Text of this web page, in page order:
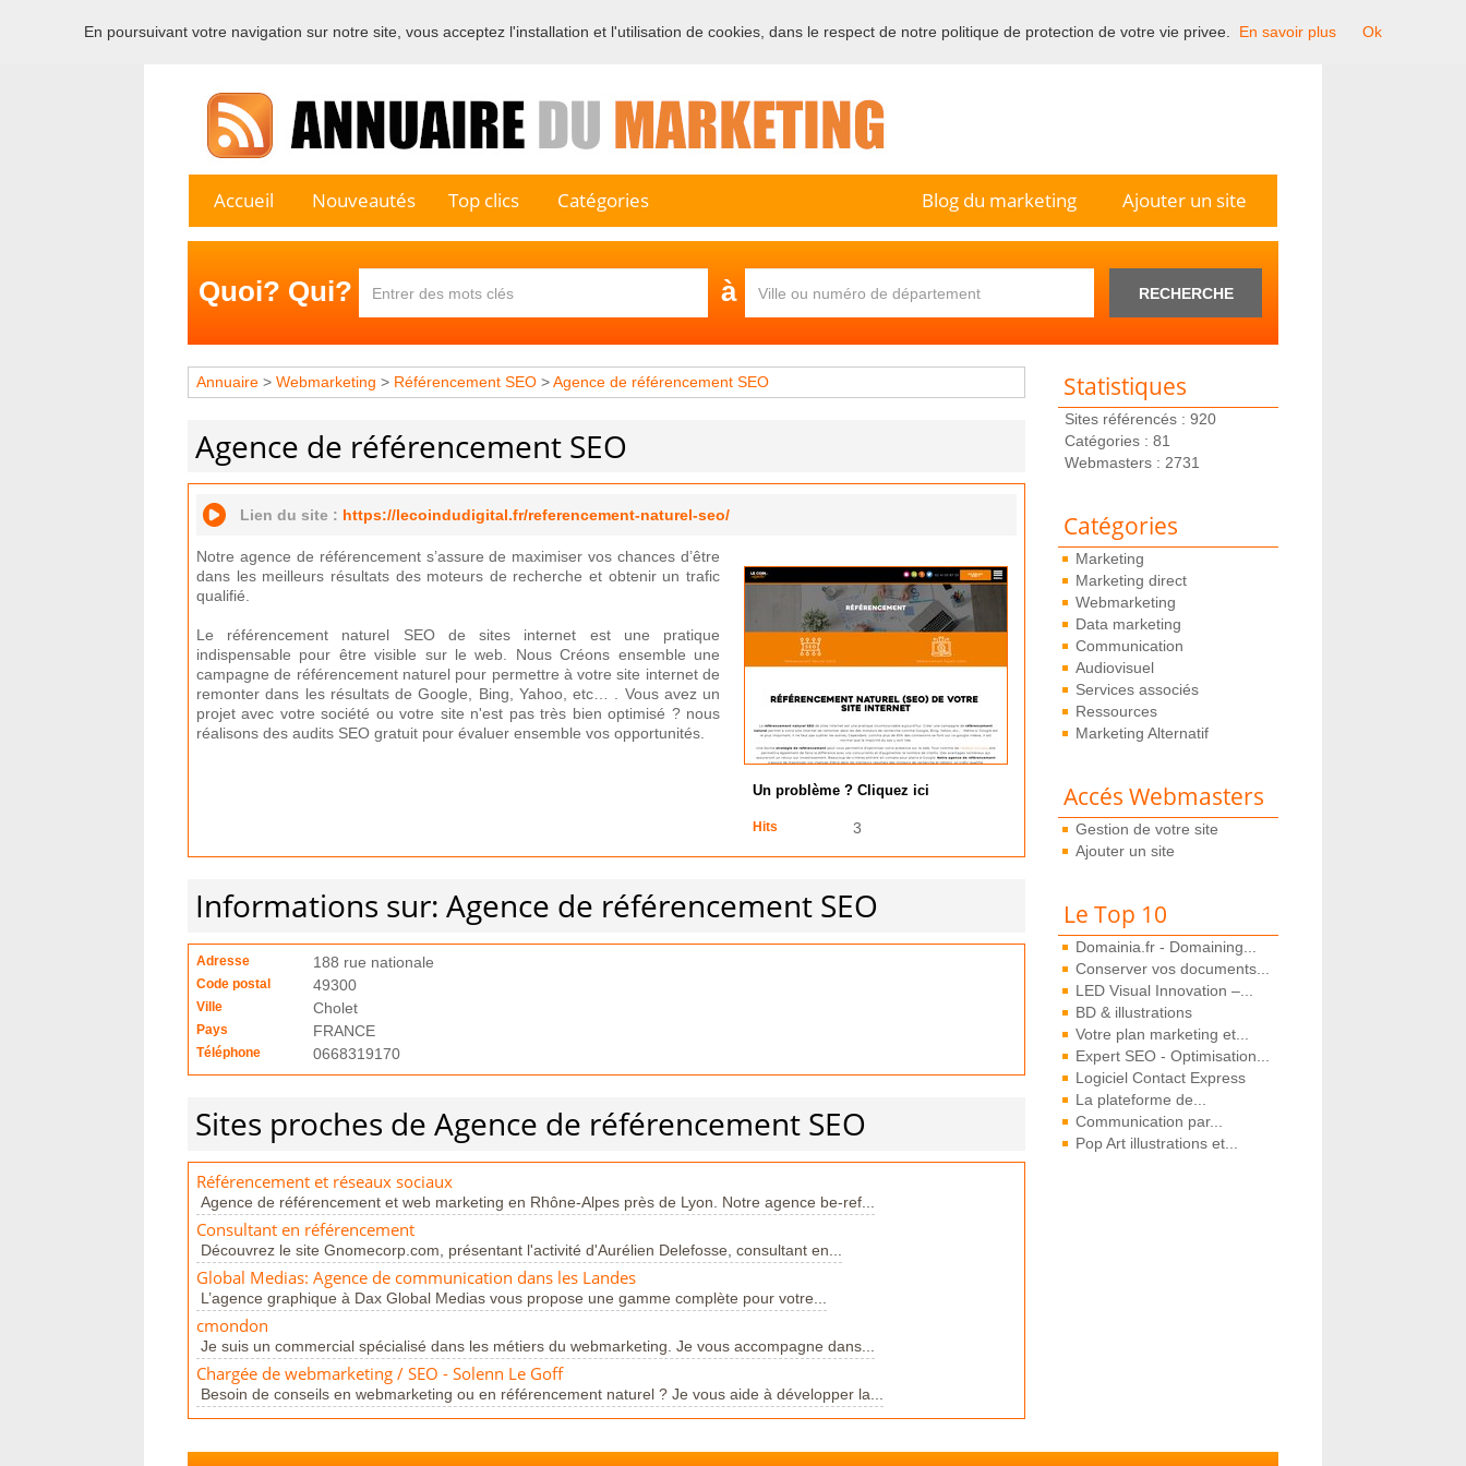
Bienvenue sur l'annuaire professionnel du marketing et de la communication en France.
Accueil Nouveautés Top clics Catégories Ajouter un site
Blog du marketing
Quoi? Qui? à RECHERCHE
Statistiques
Sites référencés : 920
Catégories : 81
Webmasters : 2731
Catégories
Marketing
Marketing direct
Webmarketing
Data marketing
Communication
Audiovisuel
Services associés
Ressources
Marketing Alternatif
Accés Webmasters
Gestion de votre site
Ajouter un site
Le Top 10
Domainia.fr - Domaining...
Conserver vos documents...
LED Visual Innovation –...
BD & illustrations
Votre plan marketing et...
Expert SEO - Optimisation...
Logiciel Contact Express
La plateforme de...
Communication par...
Pop Art illustrations et...
Annuaire > Webmarketing > Référencement SEO >Agence de référencement SEO
Agence de référencement SEO
Lien du site : https://lecoindudigital.fr/referencement-naturel-seo/
Notre agence de référencement s’assure de maximiser vos chances d’être
dans les meilleurs résultats des moteurs de recherche et obtenir un trafic
qualifié.
Le référencement naturel SEO de sites internet est une pratique
indispensable pour être visible sur le web. Nous Créons ensemble une
campagne de référencement naturel pour permettre à votre site internet de
remonter dans les résultats de Google, Bing, Yahoo, etc… . Vous avez un
projet avec votre société ou votre site n'est pas très bien optimisé ? nous
réalisons des audits SEO gratuit pour évaluer ensemble vos opportunités.
Un problème ? Cliquez ici
Hits 3
Informations sur: Agence de référencement SEO
Adresse 188 rue nationale
Code postal 49300
Ville Cholet
Pays FRANCE
Téléphone 0668319170
Sites proches de Agence de référencement SEO
Référencement et réseaux sociaux
Agence de référencement et web marketing en Rhône-Alpes près de Lyon. Notre agence be-ref...
Consultant en référencement
Découvrez le site Gnomecorp.com, présentant l'activité d'Aurélien Delefosse, consultant en...
Global Medias: Agence de communication dans les Landes
L’agence graphique à Dax Global Medias vous propose une gamme complète pour votre...
cmondon
Je suis un commercial spécialisé dans les métiers du webmarketing. Je vous accompagne dans...
Chargée de webmarketing / SEO - Solenn Le Goff
Besoin de conseils en webmarketing ou en référencement naturel ? Je vous aide à développer la...
En poursuivant votre navigation sur notre site, vous acceptez l'installation et l'utilisation de cookies, dans le respect de notre politique de protection de votre vie privee. En savoir plus Ok